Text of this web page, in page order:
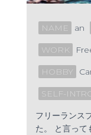
NAME an
WORK
HOBBY
SELF-
フリーランス
た。 と言って